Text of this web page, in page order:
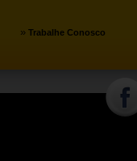
» Trabalhe Conosco